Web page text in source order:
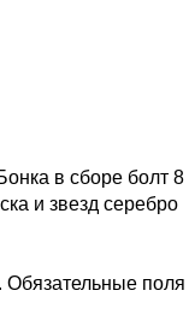
в сборе болт 8
и звезд серебро
Обязательные поля